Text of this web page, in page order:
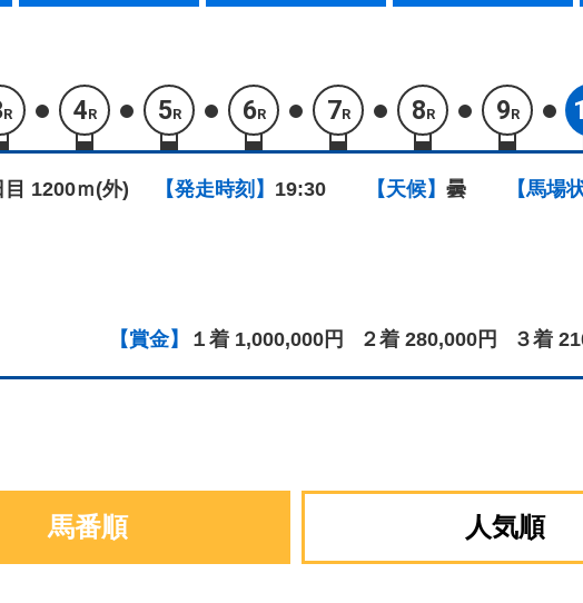
R 4R 5R 6R 7R 8R 9R
目 1200ｍ(外) 【発走時刻】 19:30 【天候】 曇 【馬場
【賞金】 １着 1,000,000円 ２着 280,000円 ３着
馬番順 人気順